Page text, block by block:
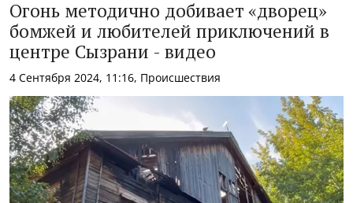
Огонь методично добивает «дворец»
бомжей и любителей приключений в
центре Сызрани - видео
4 Сентября 2024, 11:16, Происшествия